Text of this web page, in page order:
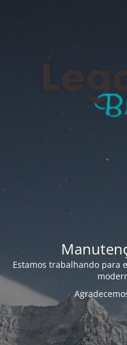
Estamos trabalhando para